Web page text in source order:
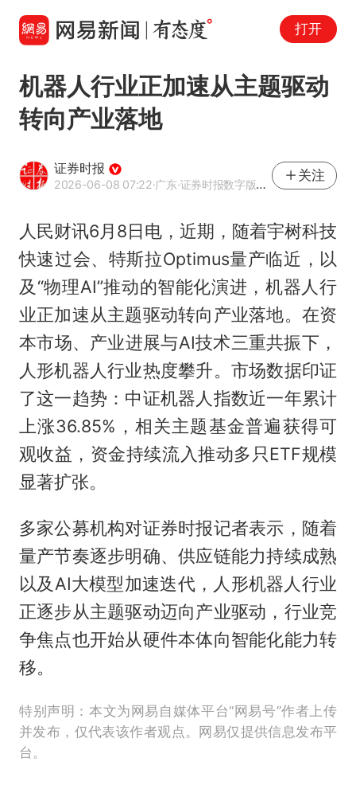
打开
机器人行业正加速从主题驱动
转向产业落地
证券时报
2026-06-08 07:22·广东·证券时报数字版官方网易号
关注
人民财讯6月8日电，近期，随着宇树科技
快速过会、特斯拉Optimus量产临近，以
及“物理AI”推动的智能化演进，机器人行
业正加速从主题驱动转向产业落地。在资
本市场、产业进展与AI技术三重共振下，
人形机器人行业热度攀升。市场数据印证
了这一趋势：中证机器人指数近一年累计
上涨36.85%，相关主题基金普遍获得可
观收益，资金持续流入推动多只ETF规模
显著扩张。
多家公募机构对证券时报记者表示，随着
量产节奏逐步明确、供应链能力持续成熟
以及AI大模型加速迭代，人形机器人行业
正逐步从主题驱动迈向产业驱动，行业竞
争焦点也开始从硬件本体向智能化能力转
移。
特别声明：本文为网易自媒体平台“网易号”作者上传
并发布，仅代表该作者观点。网易仅提供信息发布平
台。